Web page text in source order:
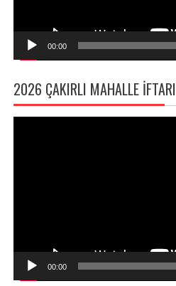
00:00
2026 ÇAKIRLI MAHALLE İFTARI
00:00